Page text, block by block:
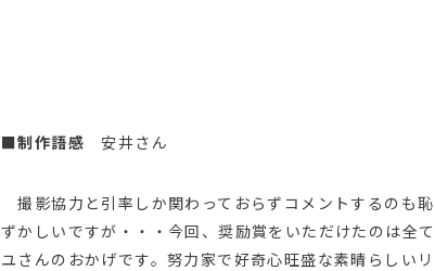
■制作語感 安井さん
撮影協力と引率しか関わっておらずコメントするのも恥
ずかしいですが・・・今回、奨励賞をいただけたのは全て
ユさんのおかげです。努力家で好奇心旺盛な素晴らしいリ